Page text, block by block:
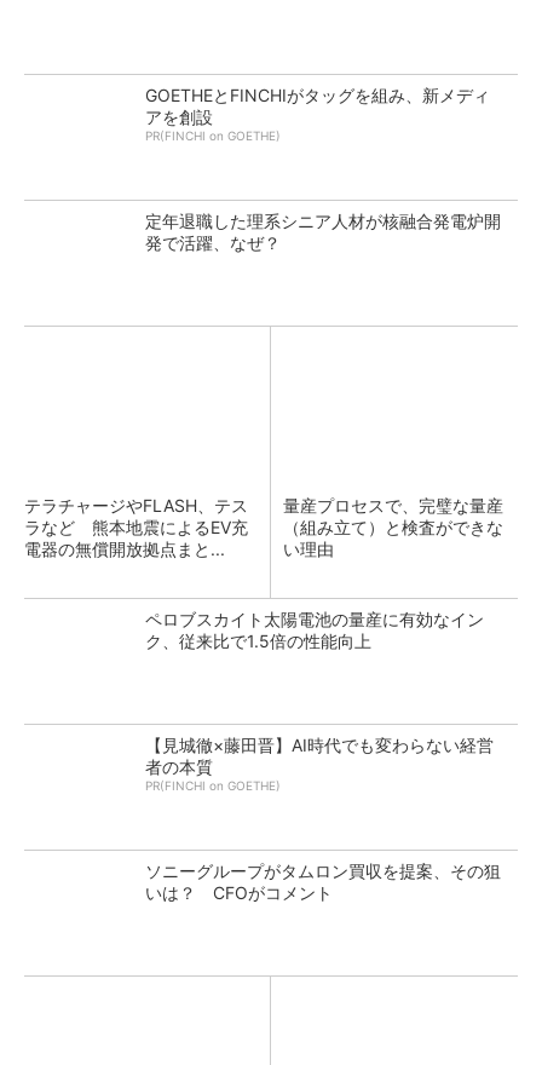
GOETHEとFINCHIがタッグを組み、新メディ
アを創設
PR(FINCHI on GOETHE)
定年退職した理系シニア人材が核融合発電炉開
発で活躍、なぜ？
テラチャージやFLASH、テス
ラなど 熊本地震によるEV充
電器の無償開放拠点まと...
量産プロセスで、完璧な量産
（組み立て）と検査ができな
い理由
ペロブスカイト太陽電池の量産に有効なイン
ク、従来比で1.5倍の性能向上
【見城徹×藤田晋】AI時代でも変わらない経営
者の本質
PR(FINCHI on GOETHE)
ソニーグループがタムロン買収を提案、その狙
いは？ CFOがコメント